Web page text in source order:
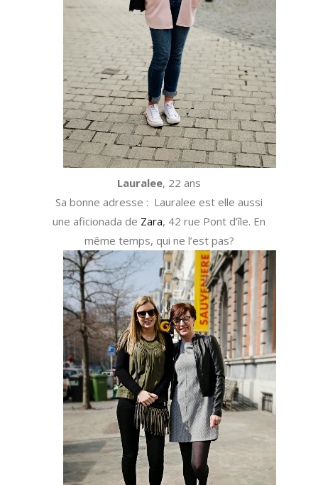
Lauralee, 22 ans
Sa bonne adresse : Lauralee est elle aussi
une aficionada de Zara, 42 rue Pont d’île. En
même temps, qui ne l’est pas?